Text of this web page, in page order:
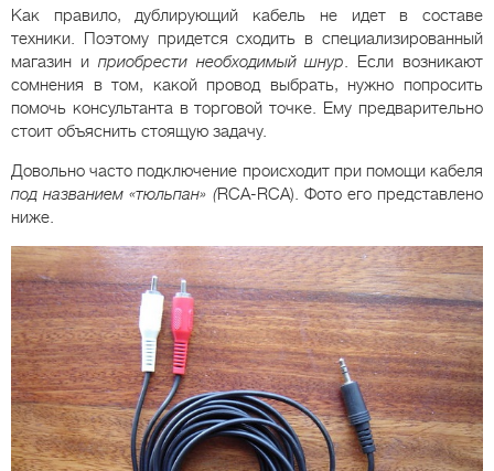
Как правило, дублирующий кабель не идет в составе
техники. Поэтому придется сходить в специализированный
магазин и приобрести необходимый шнур. Если возникают
сомнения в том, какой провод выбрать, нужно попросить
помочь консультанта в торговой точке. Ему предварительно
стоит объяснить стоящую задачу.
Довольно часто подключение происходит при помощи кабеля
под названием «тюльпан» (RCA-RCA). Фото его представлено
ниже.